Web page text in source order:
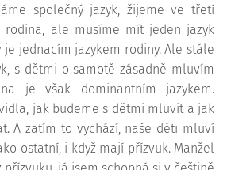
společný jazyk, žijeme ve třetí
rodina, ale musíme mít jeden jazyk
je jednacím jazykem rodiny. Ale stále
s dětmi o samotě zásadně mluvím
je však dominantním jazykem.
jak budeme s dětmi mluvit a jak
A zatím to vychází, naše děti mluví
ostatní, i když mají přízvuk. Manžel